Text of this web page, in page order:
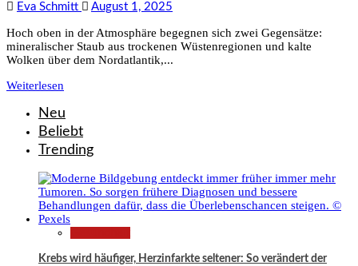
Eva Schmitt August 1, 2025
Hoch oben in der Atmosphäre begegnen sich zwei Gegensätze:
mineralischer Staub aus trockenen Wüstenregionen und kalte
Wolken über dem Nordatlantik,...
Weiterlesen
Neu
Beliebt
Trending
Krebs wird häufiger, Herzinfarkte seltener: So verändert der